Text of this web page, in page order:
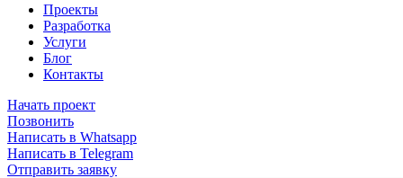
Проекты
Разработка
Услуги
Блог
Контакты
Начать проект
Позвонить
Написать в Whatsapp
Написать в Telegram
Отправить заявку